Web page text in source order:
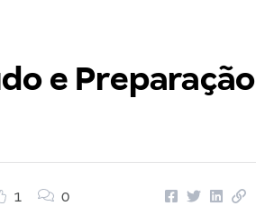
e Preparação
1 0